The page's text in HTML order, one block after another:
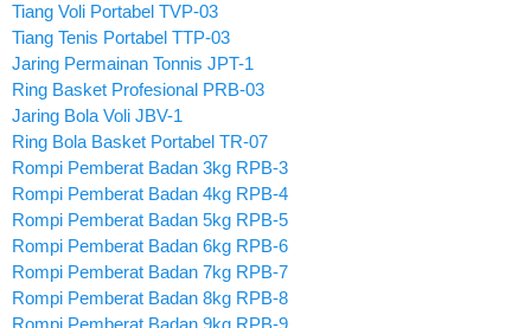
Tiang Voli Portabel TVP-03
Tiang Tenis Portabel TTP-03
Jaring Permainan Tonnis JPT-1
Ring Basket Profesional PRB-03
Jaring Bola Voli JBV-1
Ring Bola Basket Portabel TR-07
Rompi Pemberat Badan 3kg RPB-3
Rompi Pemberat Badan 4kg RPB-4
Rompi Pemberat Badan 5kg RPB-5
Rompi Pemberat Badan 6kg RPB-6
Rompi Pemberat Badan 7kg RPB-7
Rompi Pemberat Badan 8kg RPB-8